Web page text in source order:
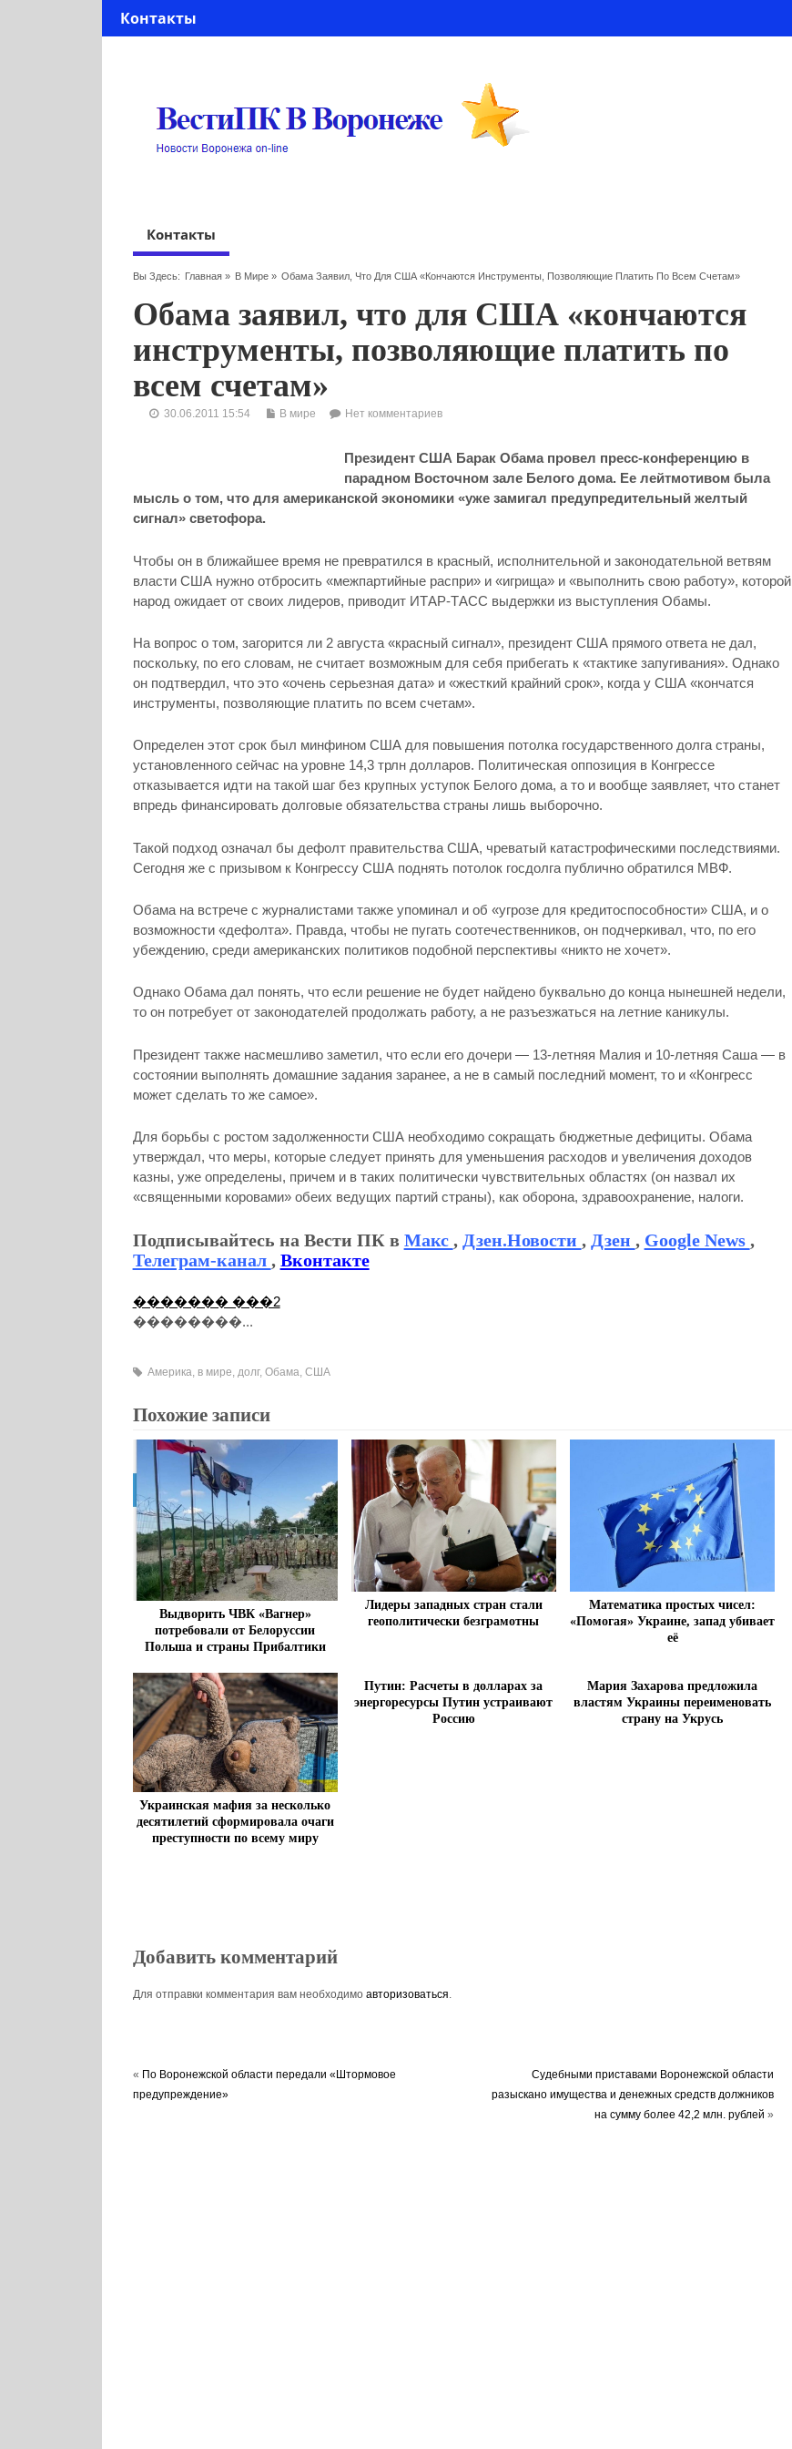
Контакты
Контакты
Вы Здесь: Главная» В Мире » Обама Заявил, Что Для США «кончаются Инструменты, Позволяющие Платить По Всем Счетам»
Обама заявил, что для США «кончаются
инструменты, позволяющие платить по
всем счетам»
30.06.2011 15:54 В мире Нет комментариев
Президент США Барак Обама провел пресс-конференцию в
парадном Восточном зале Белого дома. Ее лейтмотивом была
мысль о том, что для американской экономики «уже замигал предупредительный желтый
сигнал» светофора.
Чтобы он в ближайшее время не превратился в красный, исполнительной и законодательной ветвям
власти США нужно отбросить «межпартийные распри» и «игрища» и «выполнить свою работу», которой
народ ожидает от своих лидеров, приводит ИТАР-ТАСС выдержки из выступления Обамы.
На вопрос о том, загорится ли 2 августа «красный сигнал», президент США прямого ответа не дал,
поскольку, по его словам, не считает возможным для себя прибегать к «тактике запугивания». Однако
он подтвердил, что это «очень серьезная дата» и «жесткий крайний срок», когда у США «кончатся
инструменты, позволяющие платить по всем счетам».
Определен этот срок был минфином США для повышения потолка государственного долга страны,
установленного сейчас на уровне 14,3 трлн долларов. Политическая оппозиция в Конгрессе
отказывается идти на такой шаг без крупных уступок Белого дома, а то и вообще заявляет, что станет
впредь финансировать долговые обязательства страны лишь выборочно.
Такой подход означал бы дефолт правительства США, чреватый катастрофическими последствиями.
Сегодня же с призывом к Конгрессу США поднять потолок госдолга публично обратился МВФ.
Обама на встрече с журналистами также упоминал и об «угрозе для кредитоспособности» США, и о
возможности «дефолта». Правда, чтобы не пугать соотечественников, он подчеркивал, что, по его
убеждению, среди американских политиков подобной перспективы «никто не хочет».
Однако Обама дал понять, что если решение не будет найдено буквально до конца нынешней недели,
то он потребует от законодателей продолжать работу, а не разъезжаться на летние каникулы.
Президент также насмешливо заметил, что если его дочери — 13-летняя Малия и 10-летняя Саша — в
состоянии выполнять домашние задания заранее, а не в самый последний момент, то и «Конгресс
может сделать то же самое».
Для борьбы с ростом задолженности США необходимо сокращать бюджетные дефициты. Обама
утверждал, что меры, которые следует принять для уменьшения расходов и увеличения доходов
казны, уже определены, причем и в таких политически чувствительных областях (он назвал их
«священными коровами» обеих ведущих партий страны), как оборона, здравоохранение, налоги.
Подписывайтесь на Вести ПК в Макс , Дзен.Новости , Дзен , Google News ,
Телеграм-канал , Вконтакте
������� ���2
��������...
Америка в мире долг, Обама США
Похожие записи
Выдворить ЧВК «Вагнер»
потребовали от Белоруссии
Польша и страны Прибалтики
Лидеры западных стран стали
геополитически безграмотны
Математика простых чисел:
«Помогая» Украине, запад убивает
её
Украинская мафия за несколько
десятилетий сформировала очаги
преступности по всему миру
Путин: Расчеты в долларах за
энергоресурсы Путин устраивают
Россию
Мария Захарова предложила
властям Украины переименовать
страну на Укрусь
Добавить комментарий
Для отправки комментария вам необходимо авторизоваться.
« По Воронежской области передали «Штормовое
предупреждение»
Судебными приставами Воронежской области
разыскано имущества и денежных средств должников
на сумму более 42,2 млн. рублей »